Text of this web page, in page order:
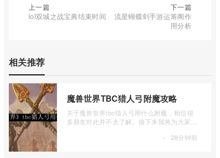
上一篇
lol双城之战宝典结束时间
下一篇
流星蝴蝶剑手游运筹阁作
用分析
相关推荐
魔兽世界TBC猎人弓附魔攻略
关于魔兽世界tbc猎人弓用什么附魔，相信很
多朋友对此并不太了解。接下来我将为大家详
· 28分钟前